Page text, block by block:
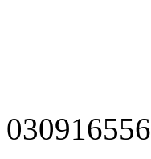
030916556